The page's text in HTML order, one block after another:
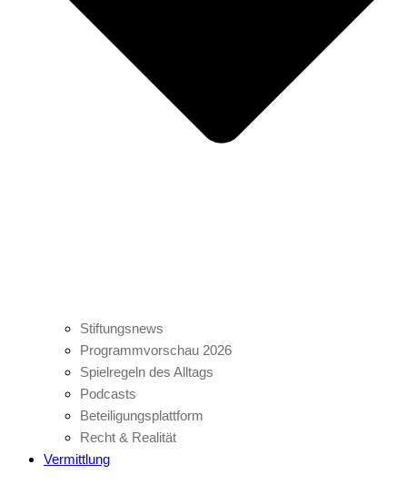
Stiftungsnews
Programmvorschau 2026
Spielregeln des Alltags
Podcasts
Beteiligungsplattform
Recht & Realität
Vermittlung